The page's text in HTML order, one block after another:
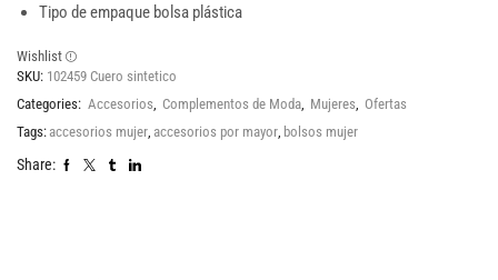
Tipo de empaque bolsa plástica
Wishlist
SKU: 102459 Cuero sintetico
Categories: Accesorios, Complementos de Moda, Mujeres, Ofertas
Tags: accesorios mujer, accesorios por mayor, bolsos mujer
Share: